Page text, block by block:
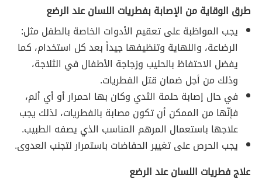
طرق الوقاية من الإصابة بفطريات اللسان عند الرضع
يجب المواظبة على تعقيم الأدوات الخاصة بالطفل مثل:
الرضاعة، واللهاية وتنظيفها جيداً بعد كل استخدام، كما
يفضل الاحتفاظ بالحليب وزجاجة الأطفال في الثلاجة،
وذلك من أجل ضمان قتل الفطريات.
في حال إصابة حلمة الثدي وكان بها احمرار أو أي ألم،
فإنّها من الممكن أن تكون مصابة بالفطريات، لذلك يجب
علاجها باستعمال المرهم المناسب الذي يصفه الطبيب.
يجب الحرص على تغيير الحفاضات باستمرار لتجنب العدوى.
علاج فطريات اللسان عند الرضع